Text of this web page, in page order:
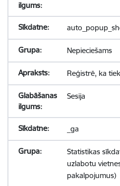
Nepieciešams
Reģistrē, ka
Sesija
_ga
Statistikas
uzlabotu
pakalpojumus)